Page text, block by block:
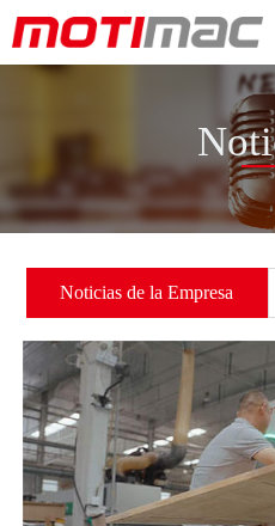
Noticias de la Empresa